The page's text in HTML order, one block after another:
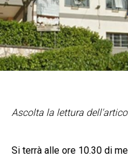
Ascolta la lettura
Si terrà alle ore 10.30 di